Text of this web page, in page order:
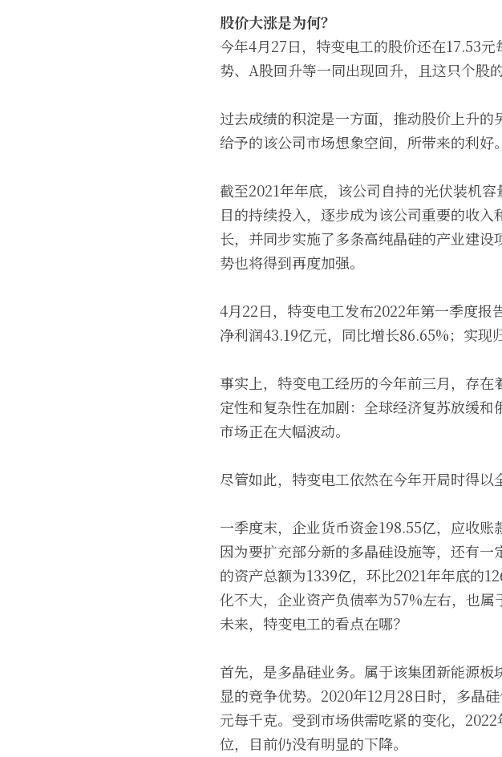
股价大涨是为何？
今年4月27日，特变电工的股价还在17.53
势、A股回升等一同出现回升，且这只个股
过去成绩的积淀是一方面，推动股价上升
给予的该公司市场想象空间，所带来的利好。
截至2021年年底，该公司自持的光伏装机
目的持续投入，逐步成为该公司重要的收
长，并同步实施了多条高纯晶硅的产业建
势也将得到再度加强。
4月22日，特变电工发布2022年第一季度报
净利润43.19亿元，同比增长86.65%；实现
事实上，特变电工经历的今年前三月，存
定性和复杂性在加剧：全球经济复苏放缓
市场正在大幅波动。
尽管如此，特变电工依然在今年开局时得以
一季度末，企业货币资金198.55亿，应收账
因为要扩充部分新的多晶硅设施等，还有
的资产总额为1339亿，环比2021年年底的
化不大，企业资产负债率为57%左右，也属
未来，特变电工的看点在哪？
首先，是多晶硅业务。属于该集团新能源
显的竞争优势。2020年12月28日时，多晶
元每千克。受到市场供需吃紧的变化，
位，目前仍没有明显的下降。